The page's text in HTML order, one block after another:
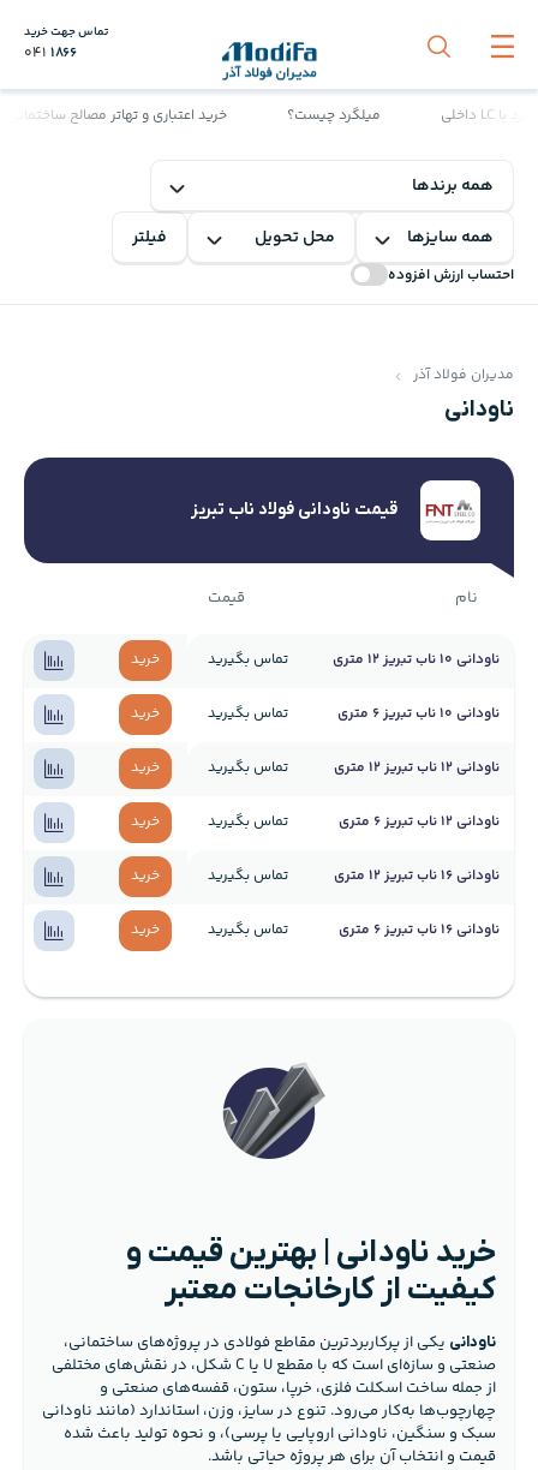
تماس جهت خرید
041 1866
میلگرد چیست؟ خرید اعتباری و تهاتر مصالح ساختمانی
فیلتر
احتساب ارزش افزوده
مدیران فولاد آذر
ناودانی
نام قیمت
ناودانی 10 ناب تبریز 12 متری تماس بگیرید خرید
ناودانی 10 ناب تبریز 6 متری تماس بگیرید خرید
ناودانی 12 ناب تبریز 12 متری تماس بگیرید خرید
ناودانی 12 ناب تبریز 6 متری تماس بگیرید خرید
ناودانی 16 ناب تبریز 12 متری تماس بگیرید خرید
ناودانی 16 ناب تبریز 6 متری تماس بگیرید خرید
قیمت ناودانی فولاد ناب تبریز
خرید ناودانی | بهترین قیمت و
کیفیت از کارخانجات معتبر
ناودانی یکی از پرکاربردترین مقاطع فولادی در پروژه‌های ساختمانی،
صنعتی و سازه‌ای است که با مقطع U یا C شکل، در نقش‌های مختلفی
از جمله ساخت اسکلت فلزی، خرپا، ستون، قفسه‌های صنعتی و
چهارچوب‌ها به‌کار می‌رود. تنوع در سایز، وزن، استاندارد (مانند ناودانی
سبک و سنگین، ناودانی اروپایی یا پرسی)، و نحوه تولید باعث شده
قیمت و انتخاب آن برای هر پروژه حیاتی باشد.